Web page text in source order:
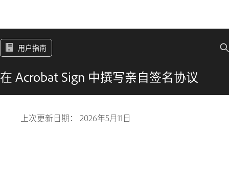
用户指南
在 Acrobat Sign 中撰写亲自签名协议
上次更新日期： 2026年5月11日